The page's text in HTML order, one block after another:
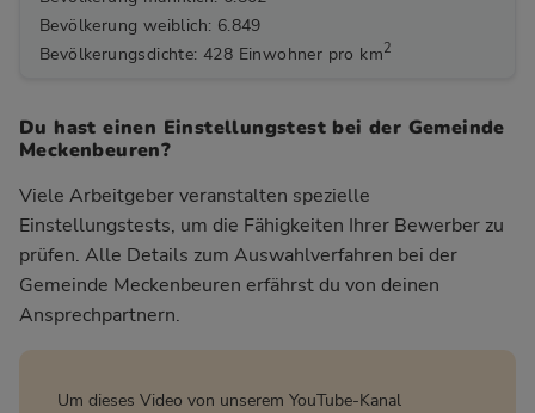
Bevölkerung weiblich: 6.849
Bevölkerungsdichte: 428 Einwohner pro km2
Du hast einen Einstellungstest bei der Gemeinde
Meckenbeuren?
Viele Arbeitgeber veranstalten spezielle
Einstellungstests, um die Fähigkeiten Ihrer Bewerber zu
prüfen. Alle Details zum Auswahlverfahren bei der
Gemeinde Meckenbeuren erfährst du von deinen
Ansprechpartnern.
Um dieses Video von unserem YouTube-Kanal